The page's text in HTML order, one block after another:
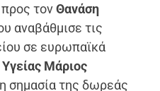
τονΘανάση
αναβάθμισε τις
σε ευρωπαϊκά
Μάριος
σημασία της δωρεάς